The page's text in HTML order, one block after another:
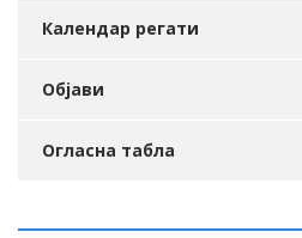
Календар регати
Објави
Огласна табла